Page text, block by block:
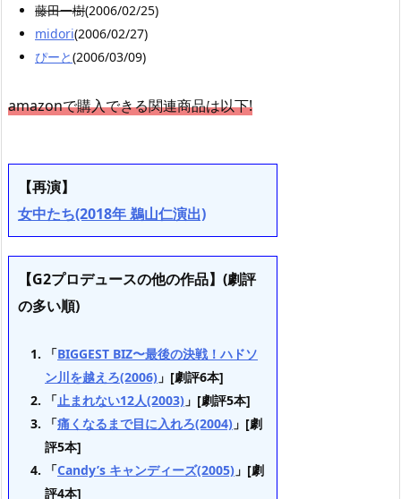
藤田一樹(2006/02/25)
midori(2006/02/27)
ぴーと(2006/03/09)
amazonで購入できる関連商品は以下!
【再演】
女中たち(2018年 鵜山仁演出)
【G2プロデュースの他の作品】(劇評
の多い順)
「BIGGEST BIZ〜最後の決戦！ハドソ
ン川を越えろ(2006) 」[劇評6本]
「止まれない12人(2003) 」[劇評5本]
「痛くなるまで目に入れろ(2004) 」[劇
評5本]
「Candy’s キャンディーズ(2005) 」[劇
評4本]